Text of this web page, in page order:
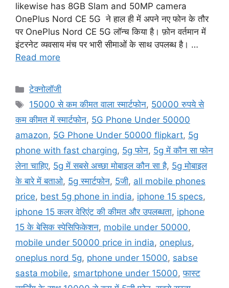
likewise has 8GB Slam and 50MP camera
OnePlus Nord CE 5G ने हाल ही में अपने नए फोन के तौर
पर OnePlus Nord CE 5G लॉन्च किया है। फ़ोन वर्तमान में
इंटरनेट व्यवसाय मंच पर भारी सीमाओं के साथ उपलब्ध है। …
Read more
Categories
टेक्नोलॉजी
Tags
15000 से कम कीमत वाला स्मार्टफोन, 50000 रुपये से
कम कीमत में स्मार्टफोन, 5G Phone Under 50000
amazon, 5G Phone Under 50000 flipkart, 5g
phone with fast charging, 5g फोन, 5g में कौन सा फोन
लेना चाहिए, 5g में सबसे अच्छा मोबाइल कौन सा है, 5g मोबाइल
के बारे में बताओ, 5g स्मार्टफोन, 5जी, all mobile phones
price, best 5g phone in india, iphone 15 specs,
iphone 15 कलर वेरिएंट की कीमत और उपलब्धता, iphone
15 के बेसिक स्पेसिफिकेशन, mobile under 50000,
mobile under 50000 price in india, oneplus,
oneplus nord 5g, phone under 15000, sabse
sasta mobile, smartphone under 15000,फास्ट